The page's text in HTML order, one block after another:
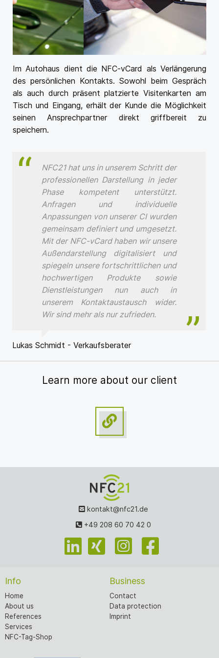
Im Autohaus dient die NFC-vCard als Verlängerung
des persönlichen Kontakts. Sowohl beim Gespräch
als auch durch präsent platzierte Visitenkarten am
Tisch und Eingang, erhält der Kunde die Möglichkeit
seinen Ansprechpartner direkt griffbereit zu
speichern.
NFC21 hat uns in unserem Schritt der
professionellen Darstellung in jeder
Phase kompetent unterstützt.
Anfragen und individuelle
Anpassungen von unserer CI wurden
gemeinsam definiert und umgesetzt.
Mit der NFC-vCard haben wir unsere
Außendarstellung digitalisiert und
spiegeln unsere fortschrittlichen und
hochwertigen Produkte sowie
Dienstleistungen nun auch in
unserem Kontaktaustausch wider.
Wir sind mehr als nur zufrieden.
Lukas Schmidt - Verkaufsberater
Learn more about our client
kontakt@nfc21.de
+49 208 60 70 42 0
Info
Home
About us
References
Services
NFC-Tag-Shop
Business
Contact
Data protection
Imprint